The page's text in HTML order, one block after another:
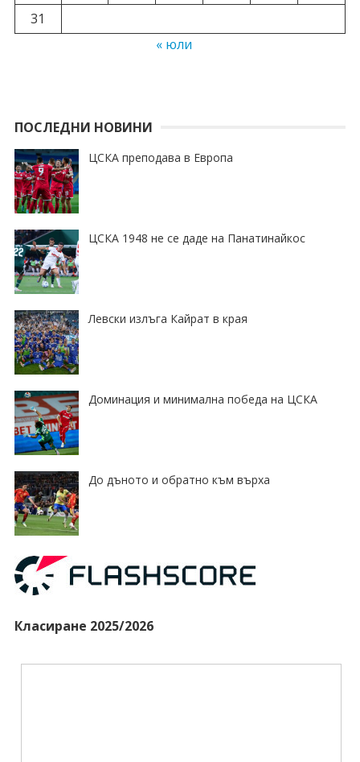
31
« юли
ПОСЛЕДНИ НОВИНИ
ЦСКА преподава в Европа
ЦСКА 1948 не се даде на Панатинайкос
Левски излъга Кайрат в края
Доминация и минимална победа на ЦСКА
До дъното и обратно към върха
Класиране 2025/2026